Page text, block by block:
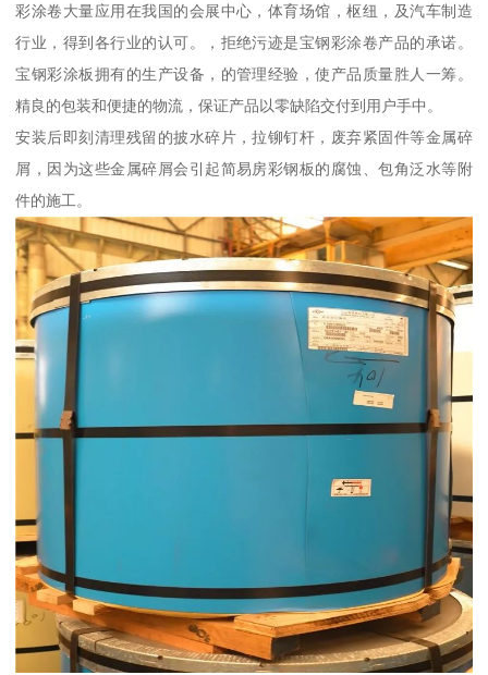
彩涂卷大量应用在我国的会展中心，体育场馆，枢纽，及汽车制造
行业，得到各行业的认可。，拒绝污迹是宝钢彩涂卷产品的承诺。
宝钢彩涂板拥有的生产设备，的管理经验，使产品质量胜人一筹。
精良的包装和便捷的物流，保证产品以零缺陷交付到用户手中。
安装后即刻清理残留的披水碎片，拉铆钉杆，废弃紧固件等金属碎
屑，因为这些金属碎屑会引起简易房彩钢板的腐蚀、包角泛水等附
件的施工。